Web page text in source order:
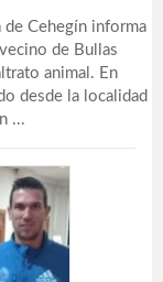
de Cehegín informa
de Bullas
animal. En
desde la localidad
...